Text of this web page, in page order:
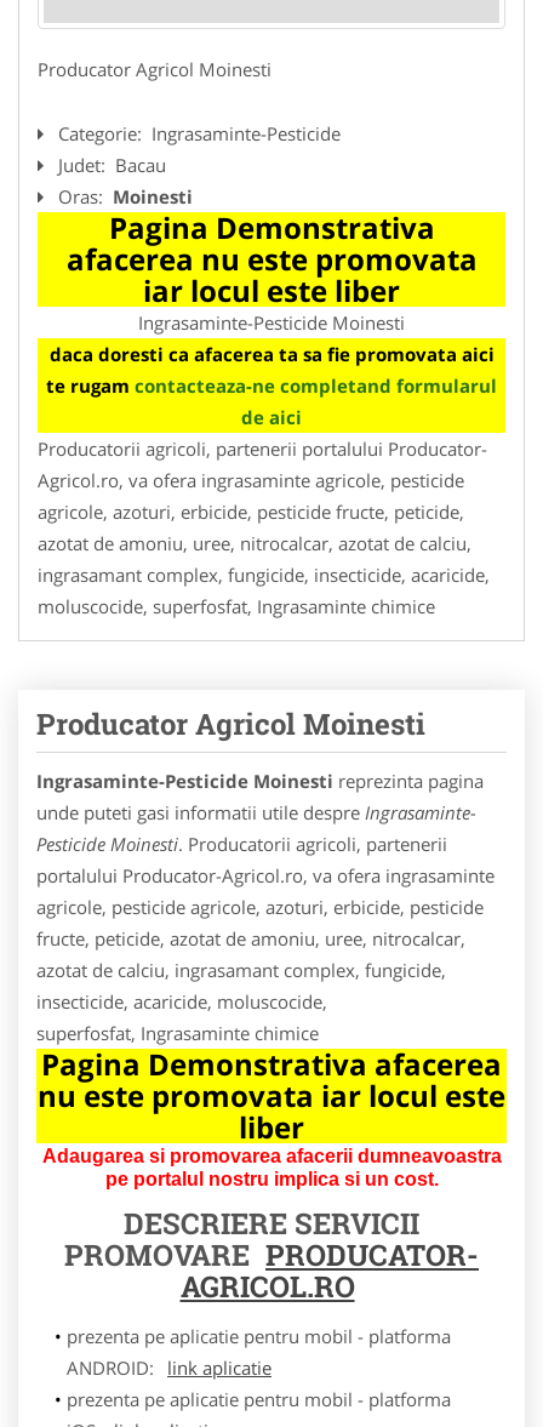
Producator Agricol Moinesti
Categorie: Ingrasaminte-Pesticide
Judet: Bacau
Oras: Moinesti
Pagina Demonstrativa
afacerea nu este promovata
iar locul este liber
Ingrasaminte-Pesticide Moinesti
daca doresti ca afacerea ta sa fie promovata aici
te rugam contacteaza-ne completand formularul
de aici
Producatorii agricoli, partenerii portalului Producator-
Agricol.ro, va ofera ingrasaminte agricole, pesticide
agricole, azoturi, erbicide, pesticide fructe, peticide,
azotat de amoniu, uree, nitrocalcar, azotat de calciu,
ingrasamant complex, fungicide, insecticide, acaricide,
moluscocide, superfosfat, Ingrasaminte chimice
Producator Agricol Moinesti
Ingrasaminte-Pesticide Moinesti reprezinta pagina
unde puteti gasi informatii utile despre Ingrasaminte-
Pesticide Moinesti. Producatorii agricoli, partenerii
portalului Producator-Agricol.ro, va ofera ingrasaminte
agricole, pesticide agricole, azoturi, erbicide, pesticide
fructe, peticide, azotat de amoniu, uree, nitrocalcar,
azotat de calciu, ingrasamant complex, fungicide,
insecticide, acaricide, moluscocide,
superfosfat, Ingrasaminte chimice
Pagina Demonstrativa afacerea
nu este promovata iar locul este
liber
Adaugarea si promovarea afacerii dumneavoastra
pe portalul nostru implica si un cost.
DESCRIERE SERVICII
PROMOVARE PRODUCATOR-
AGRICOL.RO
prezenta pe aplicatie pentru mobil - platforma
ANDROID:
link aplicatie
prezenta pe aplicatie pentru mobil - platforma